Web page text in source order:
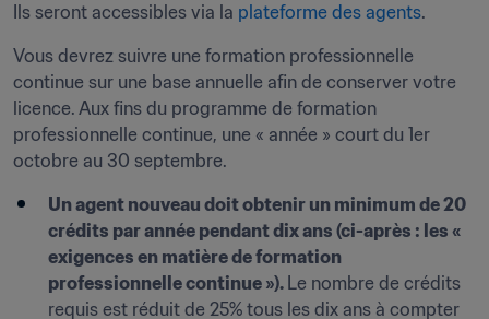
Ils seront accessibles via la plateforme des agents.
Vous devrez suivre une formation professionnelle
continue sur une base annuelle afin de conserver votre
licence. Aux fins du programme de formation
professionnelle continue, une « année » court du 1er
octobre au 30 septembre.
Un agent nouveau doit obtenir un minimum de 20
crédits par année pendant dix ans (ci-après : les «
exigences en matière de formation
professionnelle continue »). Le nombre de crédits
requis est réduit de 25% tous les dix ans à compter